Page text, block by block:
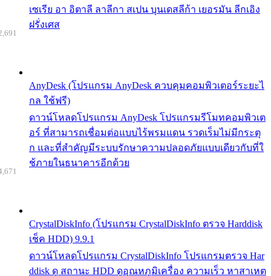
เซเรีย อา อิตาลี ลาลีกา สเปน บุนเดสลีก้า เยอรมัน ลีกเอิง
ฝรั่งเศส
AnyDesk (โปรแกรม AnyDesk ควบคุมคอมพิวเตอร์ระยะไ
กล ใช้ฟรี)
ดาวน์โหลดโปรแกรม AnyDesk โปรแกรมรีโมทคอมพิวเต
อร์ ที่สามารถเชื่อมต่อแบบไร้พรมแดน รวดเร็มไม่มีกระตุ
ก และที่สำคัญมีระบบรักษาความปลอดภัยแบบเดียวกับที่ใ
ช้ภายในธนาคารอีกด้วย
CrystalDiskInfo (โปรแกรม CrystalDiskInfo ตรวจ Harddisk
เช็ค HDD) 9.9.1
ดาวน์โหลดโปรแกรม CrystalDiskInfo โปรแกรมตรวจ Har
ddisk ดู สถานะ HDD ดูอุณหภูมิเครื่อง ความเร็ว หาสาเหต